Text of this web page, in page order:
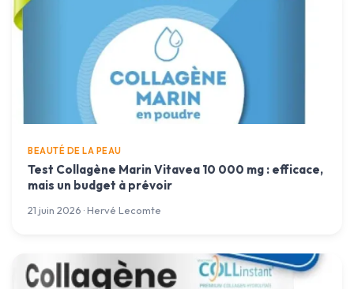
BEAUTÉ DE LA PEAU
Test Collagène Marin Vitavea 10 000 mg : efficace,
mais un budget à prévoir
21 juin 2026 · Hervé Lecomte